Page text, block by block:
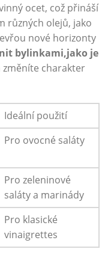
ocet, ‍což přináší
různých olejů, jako
nové horizonty‍
bylinkami,jako je
změníte charakter
Ideální použití
Pro ovocné saláty
Pro zeleninové
saláty a marinády
Pro klasické
vinaigrettes